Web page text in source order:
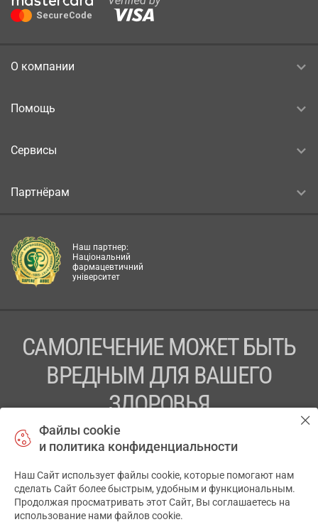
О компании
Помощь
Сервисы
Партнёрам
Наш партнер:
Національний
фармацевтичний
університет
САМОЛЕЧЕНИЕ МОЖЕТ БЫТЬ
ВРЕДНЫМ ДЛЯ ВАШЕГО
ЗДОРОВЬЯ
ПЕРЕД ПРИМЕНЕНИЕМ ПРЕПАРАТА
ПРОКОНСУЛЬТИРУЙТЕСЬ С ВРАЧОМ
ТОВ «АПТЕКА 911.ЮА» Код ЄДРПОУ 43631965.
Отказ от ответственности
Файлы cookie
и политика конфиденциальности
Наш Сайт использует файлы cookie, которые помогают нам
сделать Сайт более быстрым, удобным и функциональным.
Продолжая просматривать этот Сайт, Вы соглашаетесь на
использование нами файлов cookie.
✕